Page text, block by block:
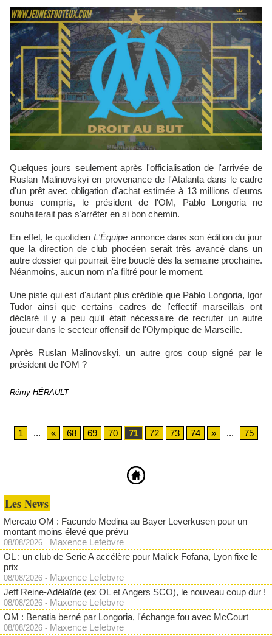
Quelques jours seulement après l'officialisation de l'arrivée de
Ruslan Malinovskyi en provenance de l'Atalanta dans le cadre
d'un prêt avec obligation d'achat estimée à 13 millions d'euros
bonus compris, le président de l'OM, Pablo Longoria ne
souhaiterait pas s'arrêter en si bon chemin.
En effet, le quotidien L'Équipe annonce dans son édition du jour
que la direction de club phocéen serait très avancé dans un
autre dossier qui pourrait être bouclé dès la semaine prochaine.
Néanmoins, aucun nom n'a filtré pour le moment.
Une piste qui est d'autant plus crédible que Pablo Longoria, Igor
Tudor ainsi que certains cadres de l'effectif marseillais ont
déclaré il y a peu qu'il était nécessaire de recruter un autre
joueur dans le secteur offensif de l'Olympique de Marseille.
Après Ruslan Malinovskyi, un autre gros coup signé par le
président de l'OM ?
Rémy HÉRAULT
1 ... « 68 69 70 71 72 73 74 » ... 75
Les News
Mercato OM : Facundo Medina au Bayer Leverkusen pour un
montant moins élevé que prévu
08/08/2026 - Maxence Lefebvre
OL : un club de Serie A accélère pour Malick Fofana, Lyon fixe le
prix
08/08/2026 - Maxence Lefebvre
Jeff Reine-Adélaïde (ex OL et Angers SCO), le nouveau coup dur !
08/08/2026 - Maxence Lefebvre
OM : Benatia berné par Longoria, l'échange fou avec McCourt
08/08/2026 - Maxence Lefebvre